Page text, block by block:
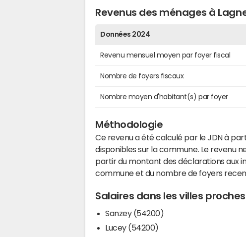
Revenus des ménages à
Données 2024
Revenu mensuel moyen par foyer fiscal
Nombre de foyers fiscaux
Nombre moyen d'habitant(s) par foyer
Méthodologie
Ce revenu a été calculé par le JDN à
disponibles sur la commune. Le revenu
partir du montant des déclarations aux
commune et du nombre de foyers
Salaires dans les villes
Sanzey (54200)
Lucey (54200)